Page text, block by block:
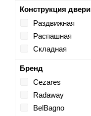
Конструкция двери
Раздвижная
Распашная
Складная
Бренд
Cezares
Radaway
BelBagno